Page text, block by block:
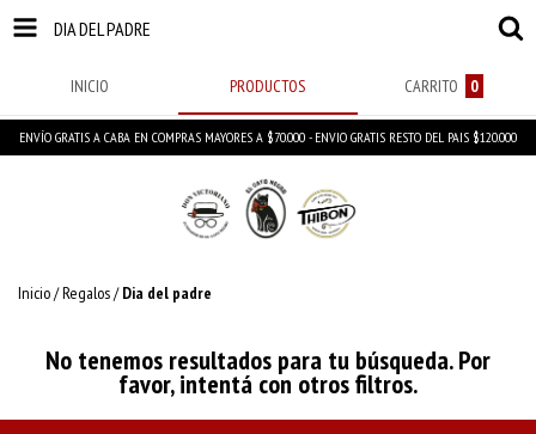
DIA DEL PADRE
INICIO PRODUCTOS CARRITO 0
ENVÍO GRATIS A CABA EN COMPRAS MAYORES A $70.000 - ENVIO GRATIS RESTO DEL PAIS $120.000
Inicio/Regalos/ Dia del padre
No tenemos resultados para tu búsqueda. Por
favor, intentá con otros filtros.